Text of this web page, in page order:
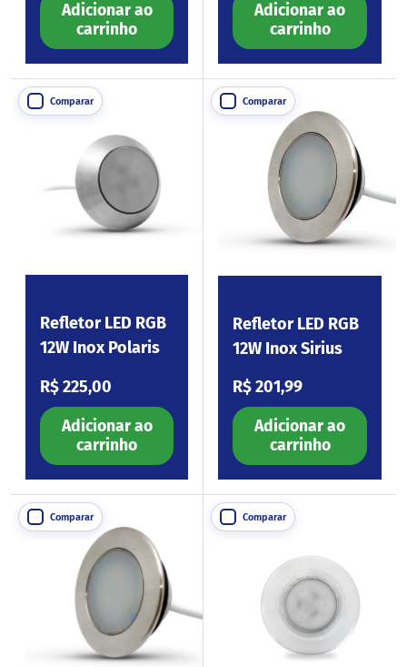
Adicionar ao
carrinho
Adicionar ao
carrinho
Comparar
Refletor LED RGB
12W Inox Polaris
Preço normal
R$ 225,00
Adicionar ao
carrinho
Comparar
Refletor LED RGB
12W Inox Sirius
Preço normal
R$ 201,99
Adicionar ao
carrinho
Comparar Comparar